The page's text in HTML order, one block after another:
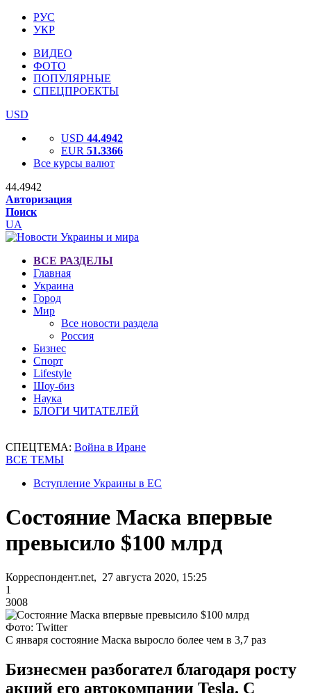
РУС
УКР
ВИДЕО
ФОТО
ПОПУЛЯРНЫЕ
СПЕЦПРОЕКТЫ
USD
USD 44.4942
EUR 51.3366
Все курсы валют
44.4942
Авторизация
Поиск
UA
ВСЕ РАЗДЕЛЫ
Главная
Украина
Город
Мир
Все новости раздела
Россия
Бизнес
Спорт
Lifestyle
Шоу-биз
Наука
БЛОГИ ЧИТАТЕЛЕЙ
СПЕЦТЕМА: Война в Иране
ВСЕ ТЕМЫ
Вступление Украины в ЕС
Состояние Маска впервые
превысило $100 млрд
Корреспондент.net, 27 августа 2020, 15:25
1
3008
Фото: Twitter
С января состояние Маска выросло более чем в 3,7 раз
Бизнесмен разбогател благодаря росту
акций его автокомпании Tesla. С